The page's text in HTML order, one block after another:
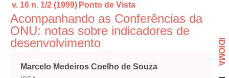
v. 16 n. 1/2 (1999) Ponto de Vista
Acompanhando as Conferências da
ONU: notas sobre indicadores de
desenvolvimento
Marcelo Medeiros Coelho de Souza
IDIOMA